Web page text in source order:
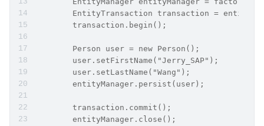
EntityTransaction transaction =
        transaction.begin();
        Person user = new Person();
        user.setFirstName("Jerry_SAP");
        user.setLastName("Wang");
        entityManager.persist(user);
        transaction.commit();
        entityManager.close();